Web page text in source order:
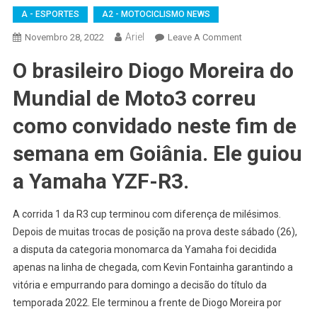
A - ESPORTES A2 - MOTOCICLISMO NEWS
Novembro 28, 2022 Ariel Leave A CommentOn
NEWS
Diogo
Moreira
Participou
Da
R3
Goiânia
O brasileiro Diogo Moreira do
Mundial de Moto3 correu
como convidado neste fim de
semana em Goiânia. Ele guiou
a Yamaha YZF-R3.
A corrida 1 da R3 cup terminou com diferença de milésimos.
Depois de muitas trocas de posição na prova deste sábado (26),
a disputa da categoria monomarca da Yamaha foi decidida
apenas na linha de chegada, com Kevin Fontainha garantindo a
vitória e empurrando para domingo a decisão do título da
temporada 2022. Ele terminou a frente de Diogo Moreira por